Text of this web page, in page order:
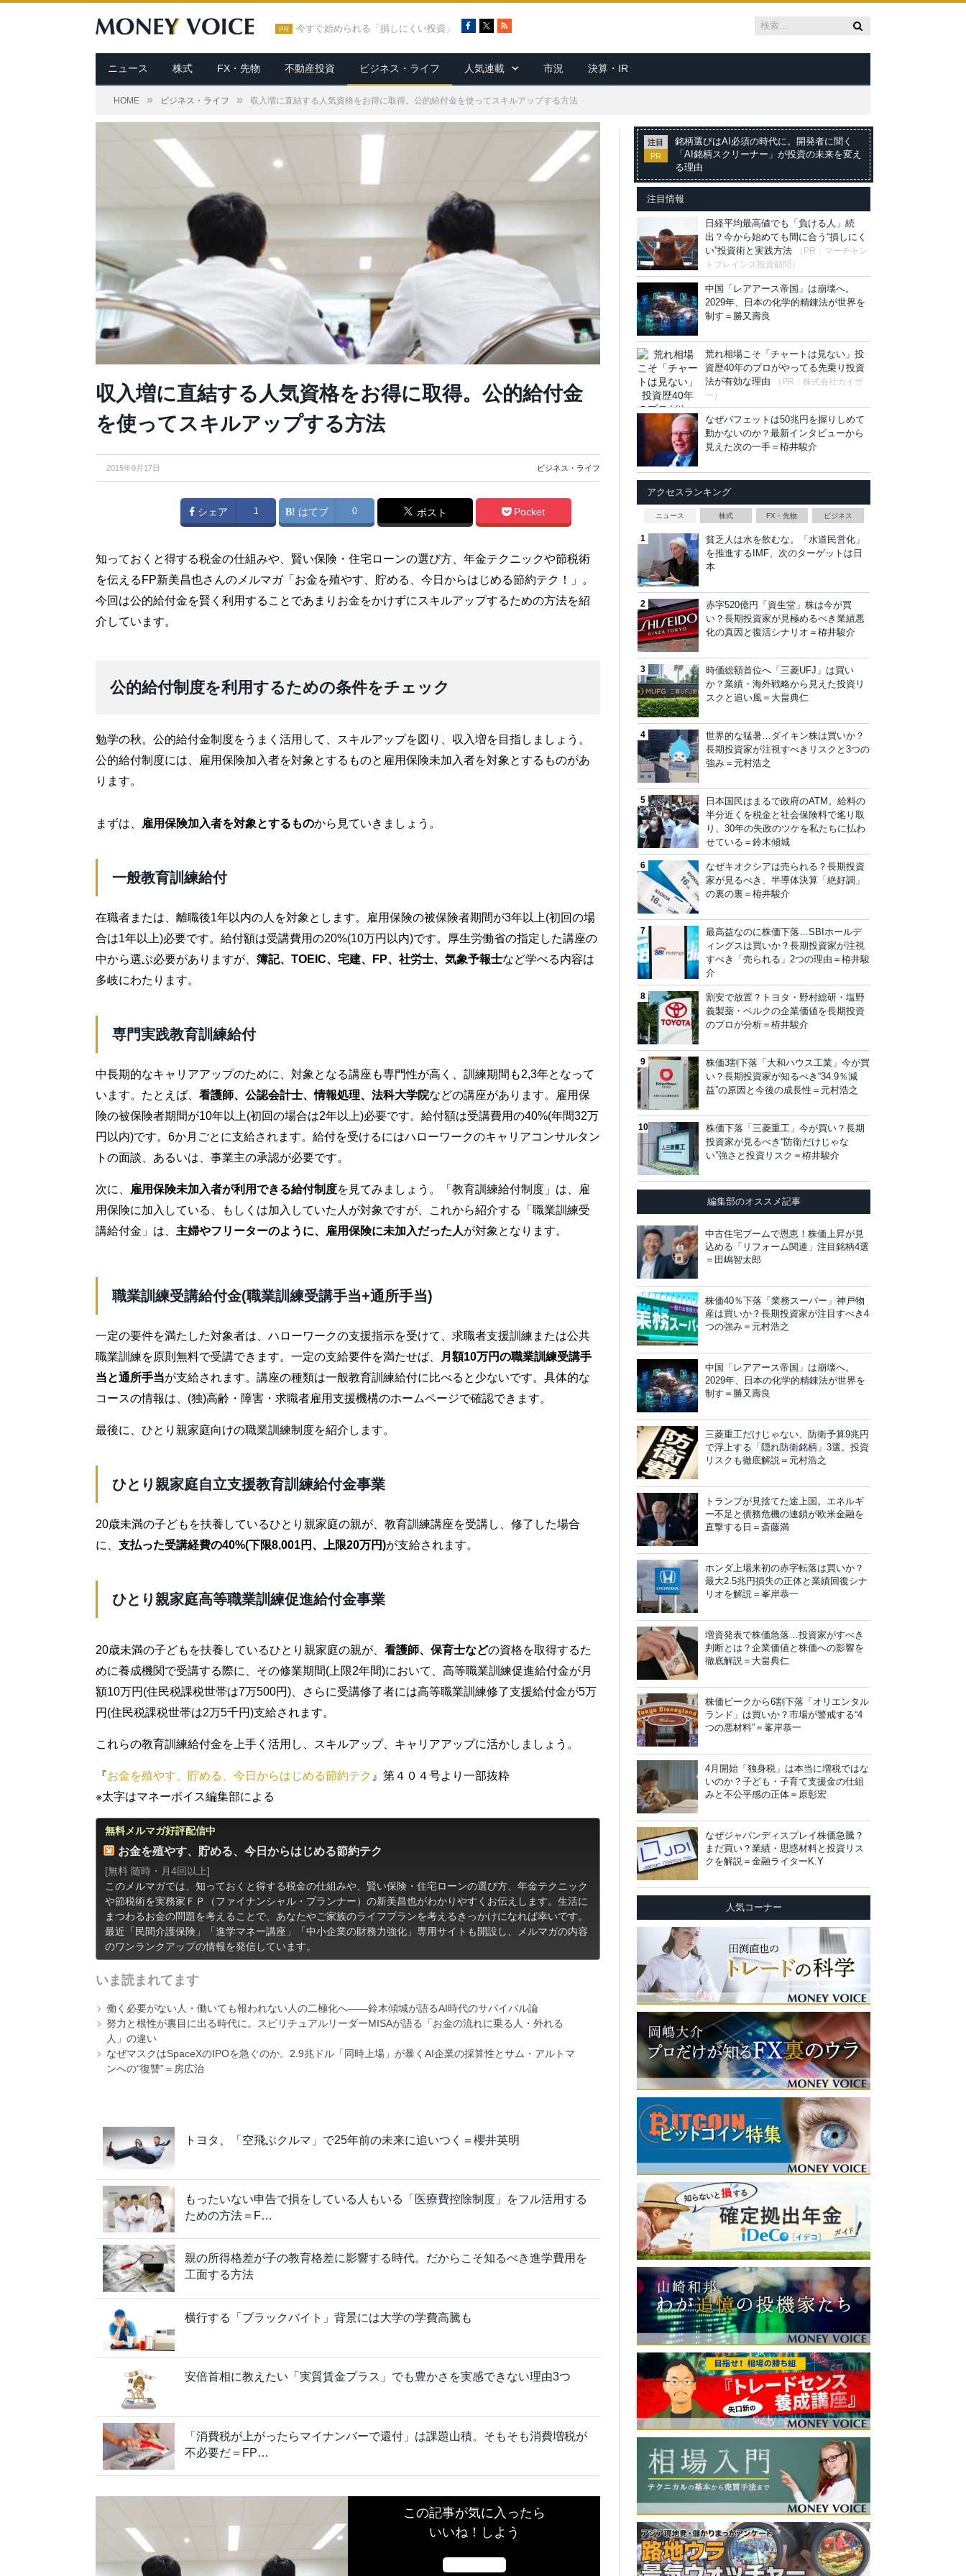
PR 今すぐ始められる「損しにくい投資」
c
e
b
o
R
S
ニュース 株式 FX・先物 不動産投資 ビジネス・ライフ 人気連載 市況 決算・IR
HOME » ビジネス・ライフ » 収入増に直結する人気資格をお得に取得。公的給付金を使ってスキルアップする方法
収入増に直結する人気資格をお得に取得。公的給付金
を使ってスキルアップする方法
2015年9月17日 ビジネス・ライフ
シェア 1 はてブ 0 ポスト Pocket
知っておくと得する税金の仕組みや、賢い保険・住宅ローンの選び方、年金テクニックや節税術
を伝えるFP新美昌也さんのメルマガ「お金を殖やす、貯める、今日からはじめる節約テク！」。
今回は公的給付金を賢く利用することであまりお金をかけずにスキルアップするための方法を紹
介しています。
公的給付制度を利用するための条件をチェック
勉学の秋。公的給付金制度をうまく活用して、スキルアップを図り、収入増を目指しましょう。
公的給付制度には、雇用保険加入者を対象とするものと雇用保険未加入者を対象とするものがあ
ります。
まずは、 雇用保険加入者を対象とするものから見ていきましょう。
一般教育訓練給付
在職者または、離職後1年以内の人を対象とします。雇用保険の被保険者期間が3年以上(初回の場
合は1年以上)必要です。給付額は受講費用の20%(10万円以内)です。厚生労働省の指定した講座の
中から選ぶ必要がありますが、 簿記、TOEIC、宅建、FP、社労士、気象予報士など学べる内容は
多岐にわたります。
専門実践教育訓練給付
中長期的なキャリアアップのために、対象となる講座も専門性が高く、訓練期間も2,3年となって
います。たとえば、 看護師、公認会計士、情報処理、法科大学院などの講座があります。雇用保
険の被保険者期間が10年以上(初回の場合は2年以上)必要です。給付額は受講費用の40%(年間32万
円以内)です。6か月ごとに支給されます。給付を受けるにはハローワークのキャリアコンサルタン
トの面談、あるいは、事業主の承認が必要です。
次に、 雇用保険未加入者が利用できる給付制度を見てみましょう。「教育訓練給付制度」は、雇
用保険に加入している、もしくは加入していた人が対象ですが、これから紹介する「職業訓練受
講給付金」は、 主婦やフリーターのように、雇用保険に未加入だった人が対象となります。
職業訓練受講給付金(職業訓練受講手当+通所手当)
一定の要件を満たした対象者は、ハローワークの支援指示を受けて、求職者支援訓練または公共
職業訓練を原則無料で受講できます。一定の支給要件を満たせば、
月額10万円の職業訓練受講手
当と通所手当が支給されます。講座の種類は一般教育訓練給付に比べると少ないです。具体的な
コースの情報は、(独)高齢・障害・求職者雇用支援機構のホームページで確認できます。
最後に、ひとり親家庭向けの職業訓練制度を紹介します。
ひとり親家庭自立支援教育訓練給付金事業
20歳未満の子どもを扶養しているひとり親家庭の親が、教育訓練講座を受講し、修了した場合
に、 支払った受講経費の40%(下限8,001円、上限20万円)が支給されます。
ひとり親家庭高等職業訓練促進給付金事業
20歳未満の子どもを扶養しているひとり親家庭の親が、 看護師、保育士などの資格を取得するた
めに養成機関で受講する際に、その修業期間(上限2年間)において、高等職業訓練促進給付金が月
額10万円(住民税課税世帯は7万500円)、さらに受講修了者には高等職業訓練修了支援給付金が5万
円(住民税課税世帯は2万5千円)支給されます。
これらの教育訓練給付金を上手く活用し、スキルアップ、キャリアアップに活かしましょう。
『お金を殖やす、貯める、今日からはじめる節約テク 』第４０４号より一部抜粋
※太字はマネーボイス編集部による
無料メルマガ好評配信中
お金を殖やす、貯める、今日からはじめる節約テク
[無料 随時・月4回以上]
このメルマガでは、知っておくと得する税金の仕組みや、賢い保険・住宅ローンの選び方、年金テクニック
や節税術を実務家ＦＰ（ファイナンシャル・プランナー）の新美昌也がわかりやすくお伝えします。生活に
まつわるお金の問題を考えることで、あなたやご家族のライフプランを考えるきっかけになれば幸いです。
最近「民間介護保険」「進学マネー講座」「中小企業の財務力強化」専用サイトも開設し、メルマガの内容
のワンランクアップの情報を発信しています。
いま読まれてます
働く必要がない人・働いても報われない人の二極化へ――鈴木傾城が語るAI時代のサバイバル論
努力と根性が裏目に出る時代に。スピリチュアルリーダーMISAが語る「お金の流れに乗る人・外れる
人」の違い
なぜマスクはSpaceXのIPOを急ぐのか。2.9兆ドル「同時上場」が暴くAI企業の採算性とサム・アルトマ
ンへの“復讐”＝房広治
トヨタ、「空飛ぶクルマ」で25年前の未来に追いつく＝櫻井英明
もったいない申告で損をしている人もいる「医療費控除制度」をフル活用する
ための方法＝F…
親の所得格差が子の教育格差に影響する時代。だからこそ知るべき進学費用を
工面する方法
横行する「ブラックバイト」背景には大学の学費高騰も
安倍首相に教えたい「実質賃金プラス」でも豊かさを実感できない理由3つ
「消費税が上がったらマイナンバーで還付」は課題山積。そもそも消費増税が
不必要だ＝FP…
この記事が気に入ったら
いいね！しよう
注目
PR
銘柄選びはAI必須の時代に。開発者に聞く
「AI銘柄スクリーナー」が投資の未来を変え
る理由
注目情報
日経平均最高値でも「負ける人」続
出？今から始めても間に合う“損しにく
い”投資術と実践方法
（PR：マーチャン
トブレインズ投資顧問）
中国「レアアース帝国」は崩壊へ。
2029年、日本の化学的精錬法が世界を
制す＝勝又壽良
荒れ相場こそ「チャートは見ない」投
資歴40年のプロがやってる先乗り投資
法が有効な理由
（PR：株式会社カイザ
ー）
なぜバフェットは50兆円を握りしめて
動かないのか？最新インタビューから
見えた次の一手＝栫井駿介
アクセスランキング
ニュース 株式 FX・先物 ビジネス
貧乏人は水を飲むな。「水道民営化」
を推進するIMF、次のターゲットは日
本
赤字520億円「資生堂」株は今が買
い？長期投資家が見極めるべき業績悪
化の真因と復活シナリオ＝栫井駿介
時価総額首位へ「三菱UFJ」は買い
か？業績・海外戦略から見えた投資リ
スクと追い風＝大畠典仁
世界的な猛暑…ダイキン株は買いか？
長期投資家が注視すべきリスクと3つの
強み＝元村浩之
日本国民はまるで政府のATM。給料の
半分近くを税金と社会保険料で毟り取
り、30年の失政のツケを私たちに払わ
せている＝鈴木傾城
なぜキオクシアは売られる？長期投資
家が見るべき、半導体決算「絶好調」
の裏の裏＝栫井駿介
最高益なのに株価下落…SBIホールデ
ィングスは買いか？長期投資家が注視
すべき「売られる」2つの理由＝栫井駿
介
割安で放置？トヨタ・野村総研・塩野
義製薬・ベルクの企業価値を長期投資
のプロが分析＝栫井駿介
株価3割下落「大和ハウス工業」今が買
い？長期投資家が知るべき“34.9％減
益”の原因と今後の成長性＝元村浩之
株価下落「三菱重工」今が買い？長期
投資家が見るべき“防衛だけじゃな
い”強さと投資リスク＝栫井駿介
編集部のオススメ記事
中古住宅ブームで恩恵！株価上昇が見
込める「リフォーム関連」注目銘柄4選
＝田嶋智太郎
株価40％下落「業務スーパー」神戸物
産は買いか？長期投資家が注目すべき4
つの強み＝元村浩之
中国「レアアース帝国」は崩壊へ。
2029年、日本の化学的精錬法が世界を
制す＝勝又壽良
三菱重工だけじゃない、防衛予算9兆円
で浮上する「隠れ防衛銘柄」3選。投資
リスクも徹底解説＝元村浩之
トランプが見捨てた途上国。エネルギ
ー不足と債務危機の連鎖が欧米金融を
直撃する日＝斎藤満
ホンダ上場来初の赤字転落は買いか？
最大2.5兆円損失の正体と業績回復シナ
リオを解説＝峯岸恭一
増資発表で株価急落…投資家がすべき
判断とは？企業価値と株価への影響を
徹底解説＝大畠典仁
株価ピークから6割下落「オリエンタル
ランド」は買いか？市場が警戒する“4
つの悪材料”＝峯岸恭一
4月開始「独身税」は本当に増税ではな
いのか？子ども・子育て支援金の仕組
みと不公平感の正体＝原彰宏
なぜジャパンディスプレイ株価急騰？
まだ買い？業績・思惑材料と投資リス
クを解説＝金融ライターK.Y
人気コーナー